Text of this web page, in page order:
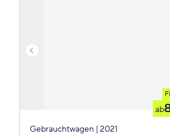
ab
Gebrauchtwagen | 2021